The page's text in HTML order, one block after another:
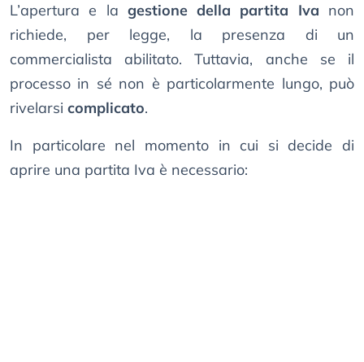
L’apertura e la gestione della partita Iva non
richiede, per legge, la presenza di un
commercialista abilitato. Tuttavia, anche se il
processo in sé non è particolarmente lungo, può
rivelarsi complicato.
In particolare nel momento in cui si decide di
aprire una partita Iva è necessario: